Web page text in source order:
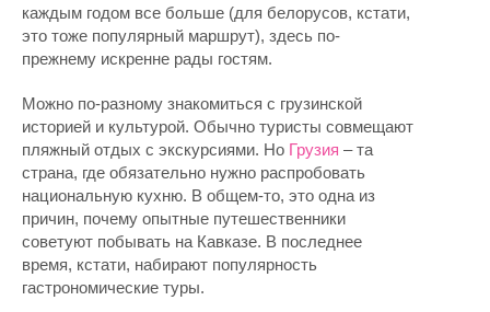
каждым годом все больше (для белорусов, кстати,
это тоже популярный маршрут), здесь по-
прежнему искренне рады гостям.
Можно по-разному знакомиться с грузинской
историей и культурой. Обычно туристы совмещают
пляжный отдых с экскурсиями. Но Грузия – та
страна, где обязательно нужно распробовать
национальную кухню. В общем-то, это одна из
причин, почему опытные путешественники
советуют побывать на Кавказе. В последнее
время, кстати, набирают популярность
гастрономические туры.